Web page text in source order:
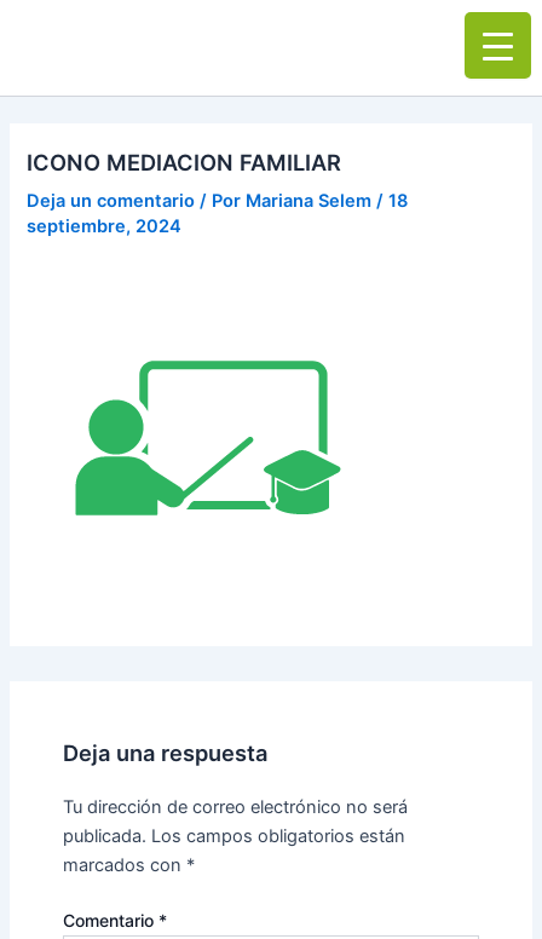
Main
ICONO MEDIACION FAMILIAR
Deja un comentario / Por Mariana Selem/18
septiembre, 2024
Deja una respuesta
Tu dirección de correo electrónico no será
publicada. Los campos obligatorios están
marcados con *
Comentario *